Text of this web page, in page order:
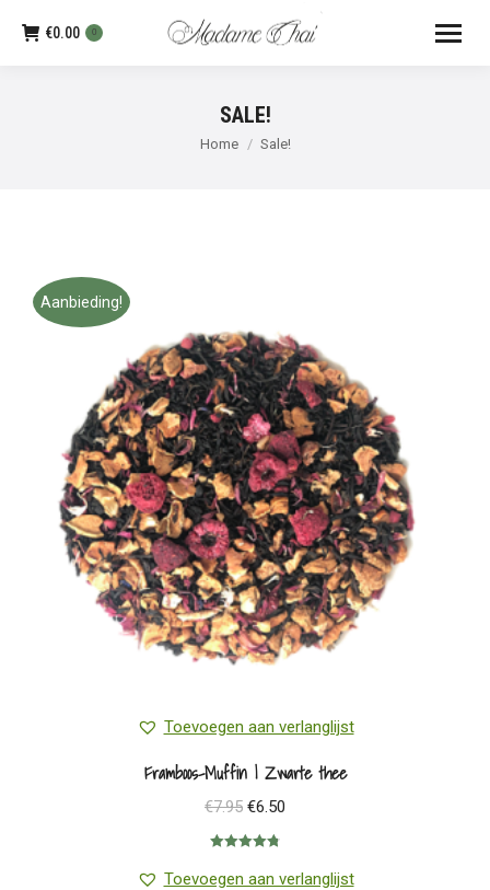
€0.00 0
SALE!
Je bent hier:
Home Sale!
Aanbieding!
Toevoegen aan verlanglijst
Framboos-Muffin | Zwarte thee
€7.95 Oorspronkelijke
prijs
€6.50
4.83uit 5
Toevoegen aan verlanglijst